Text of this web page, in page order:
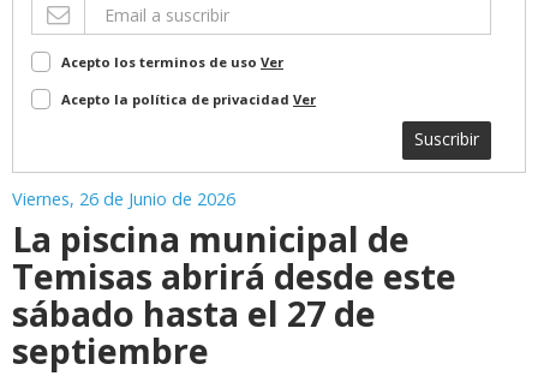
Acepto los terminos de uso Ver
Acepto la política de privacidad Ver
Suscribir
Viernes, 26 de Junio de 2026
La piscina municipal de
Temisas abrirá desde este
sábado hasta el 27 de
septiembre